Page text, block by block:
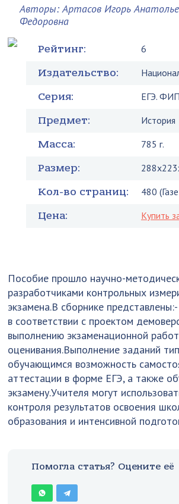
Авторы: Артасов Игорь
Федоровна
Рейтинг: 6
Издательство:
Серия: ЕГЭ.
Предмет: История
Масса: 785 г.
Размер:
Кол-во страниц: 480
Цена: Купить
Пособие прошло научно-
разработчиками контрольных
экзамена.В сборнике
в соответствии с проектом
выполнению экзаменационной
оценивания.Выполнение заданий
обучающимся возможность
аттестации в форме ЕГЭ, а также
экзамену.Учителя могут
контроля результатов освоения
образования и интенсивной
Помогла статья? Оцените её